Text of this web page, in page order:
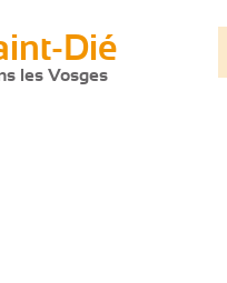
Dié
les Vosges